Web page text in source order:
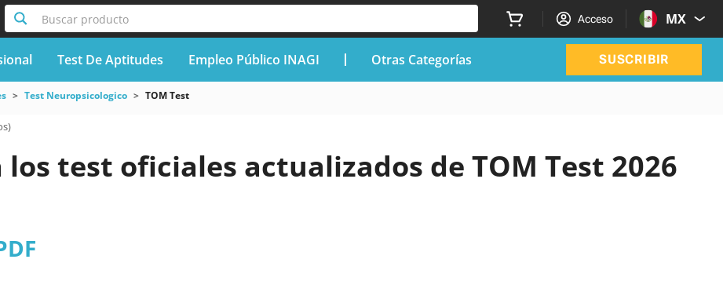
Buscar producto Acceso MX
Test De Aptitudes Empleo Público INAGI Otras Categorías SUSCRIBIR
Test Neuropsicologico TOM Test
los test oficiales actualizados de TOM Test 2026